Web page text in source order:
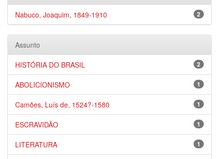
2
Nabuco, Joaquim, 1849-1910
Assunto
2
HISTÓRIA DO BRASIL
1
ABOLICIONISMO
1
Camões, Luís de, 1524?-1580
1
ESCRAVIDÃO
1
LITERATURA